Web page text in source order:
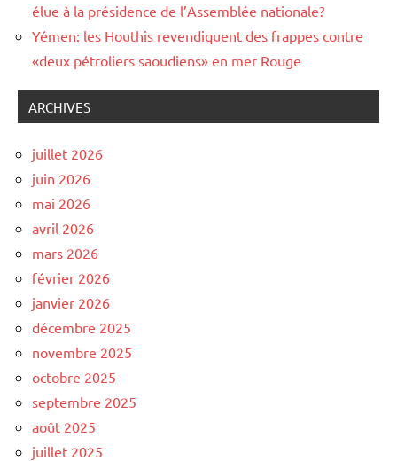
élue à la présidence de l’Assemblée nationale?
Yémen: les Houthis revendiquent des frappes contre
«deux pétroliers saoudiens» en mer Rouge
ARCHIVES
juillet 2026
juin 2026
mai 2026
avril 2026
mars 2026
février 2026
janvier 2026
décembre 2025
novembre 2025
octobre 2025
septembre 2025
août 2025
juillet 2025